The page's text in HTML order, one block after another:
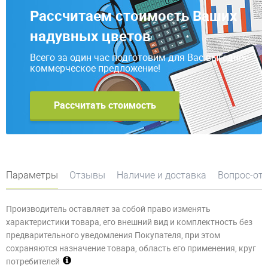
Рассчитаем стоимость Ваших
надувных цветов
Всего за один час подготовим для Вас выгодное
коммерческое предложение!
Рассчитать стоимость
Параметры Отзывы Наличие и доставка Вопрос-
Производитель оставляет за собой право изменять
характеристики товара, его внешний вид и комплектность без
предварительного уведомления Покупателя, при этом
сохраняются назначение товара, область его применения, круг
потребителей